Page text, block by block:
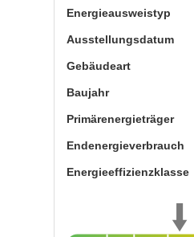
Energieausweistyp
Ausstellungsdatum
Gebäudeart
Baujahr
Primärenergieträger
Endenergie­verbrauch
Energie­effizienz­klasse